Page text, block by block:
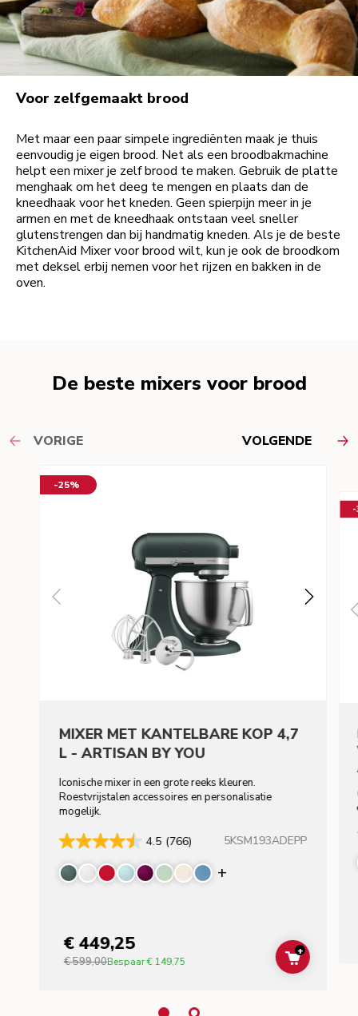
Voor zelfgemaakt brood
Met maar een paar simpele ingrediënten maak je thuis
eenvoudig je eigen brood. Net als een broodbakmachine
helpt een mixer je zelf brood te maken. Gebruik de platte
menghaak om het deeg te mengen en plaats dan de
kneedhaak voor het kneden. Geen spierpijn meer in je
armen en met de kneedhaak ontstaan veel sneller
glutenstrengen dan bij handmatig kneden. Als je de beste
KitchenAid Mixer voor brood wilt, kun je ook de broodkom
met deksel erbij nemen voor het rijzen en bakken in de
oven.
De beste mixers voor brood
VORIGE VOLGENDE
-25%
MIXER MET KANTELBARE KOP 4,7
L - ARTISAN BY YOU
Iconische mixer in een grote reeks kleuren.
Roestvrijstalen accessoires en personalisatie
mogelijk.
4.5 (766) 5KSM193ADEPP
Display more
€ 449,25
€ 599,00Bespaar€ 149,75 ADD TO
+
-